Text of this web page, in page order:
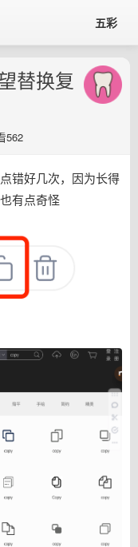
五彩
替换复
562
错好几次，因为长得
有点奇怪